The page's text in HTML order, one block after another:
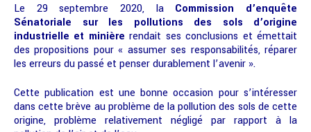
Le 29 septembre 2020, la Commission d’enquête
Sénatoriale sur les pollutions des sols d’origine
industrielle et minière rendait ses conclusions et émettait
des propositions pour « assumer ses responsabilités, réparer
les erreurs du passé et penser durablement l’avenir ».
Cette publication est une bonne occasion pour s’intéresser
dans cette brève au problème de la pollution des sols de cette
origine, problème relativement négligé par rapport à la